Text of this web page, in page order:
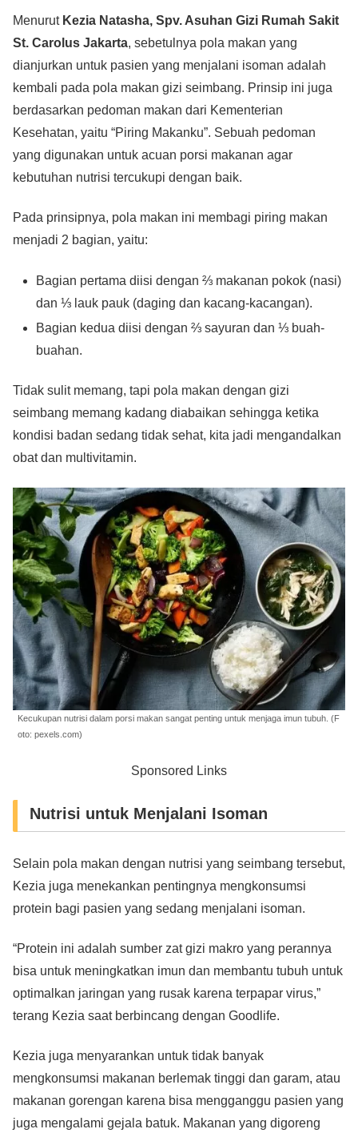
Menurut Kezia Natasha, Spv. Asuhan Gizi Rumah Sakit
St. Carolus Jakarta, sebetulnya pola makan yang
dianjurkan untuk pasien yang menjalani isoman adalah
kembali pada pola makan gizi seimbang. Prinsip ini juga
berdasarkan pedoman makan dari Kementerian
Kesehatan, yaitu “Piring Makanku”. Sebuah pedoman
yang digunakan untuk acuan porsi makanan agar
kebutuhan nutrisi tercukupi dengan baik.
Pada prinsipnya, pola makan ini membagi piring makan
menjadi 2 bagian, yaitu:
Bagian pertama diisi dengan ⅔ makanan pokok (nasi)
dan ⅓ lauk pauk (daging dan kacang-kacangan).
Bagian kedua diisi dengan ⅔ sayuran dan ⅓ buah-
buahan.
Tidak sulit memang, tapi pola makan dengan gizi
seimbang memang kadang diabaikan sehingga ketika
kondisi badan sedang tidak sehat, kita jadi mengandalkan
obat dan multivitamin.
Kecukupan nutrisi dalam porsi makan sangat penting untuk menjaga imun tubuh. (F
oto: pexels.com)
Sponsored Links
Nutrisi untuk Menjalani Isoman
Selain pola makan dengan nutrisi yang seimbang tersebut,
Kezia juga menekankan pentingnya mengkonsumsi
protein bagi pasien yang sedang menjalani isoman.
“Protein ini adalah sumber zat gizi makro yang perannya
bisa untuk meningkatkan imun dan membantu tubuh untuk
optimalkan jaringan yang rusak karena terpapar virus,”
terang Kezia saat berbincang dengan Goodlife.
Kezia juga menyarankan untuk tidak banyak
mengkonsumsi makanan berlemak tinggi dan garam, atau
makanan gorengan karena bisa mengganggu pasien yang
juga mengalami gejala batuk. Makanan yang digoreng